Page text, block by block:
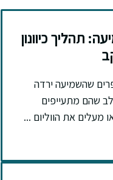
תהליך כיוונון
שהשמיעה ירדה
שהם מתעייפים
מעלים את הווליום ...